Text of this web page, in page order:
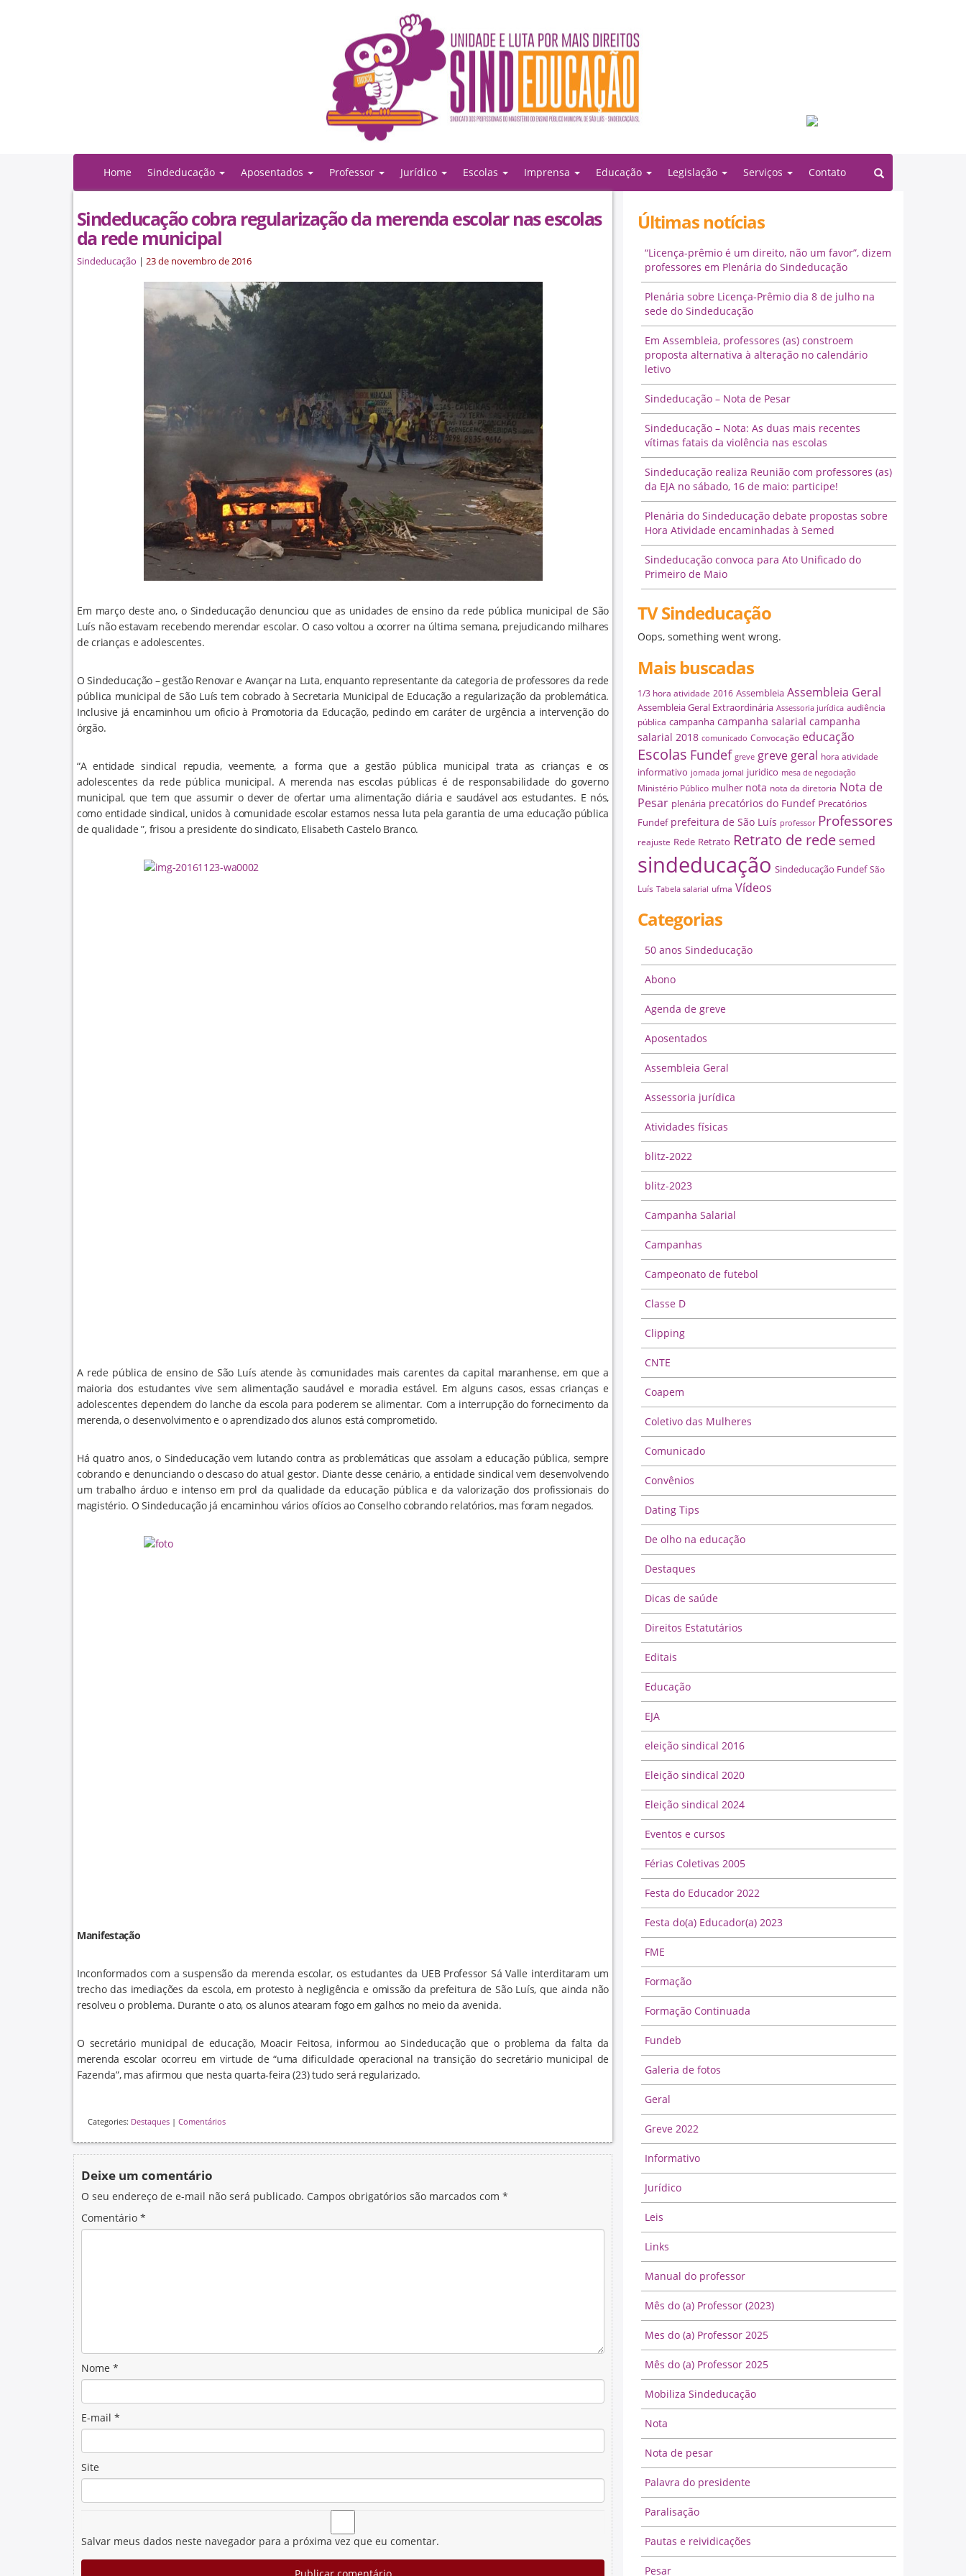
Home Sindeducação Aposentados Professor Jurídico Escolas Imprensa Educação Legislação Serviços Contato
Sindeducação cobra regularização da merenda escolar nas escolas
da rede municipal
Sindeducação | 23 de novembro de 2016
Em março deste ano, o Sindeducação denunciou que as unidades de ensino da rede pública municipal de São
Luís não estavam recebendo merendar escolar. O caso voltou a ocorrer na última semana, prejudicando milhares
de crianças e adolescentes.
O Sindeducação – gestão Renovar e Avançar na Luta, enquanto representante da categoria de professores da rede
pública municipal de São Luís tem cobrado à Secretaria Municipal de Educação a regularização da problemática.
Inclusive já encaminhou um oficio à Promotoria da Educação, pedindo em caráter de urgência a intervenção do
órgão.
“A entidade sindical repudia, veemente, a forma que a gestão pública municipal trata as crianças e os
adolescentes da rede pública municipal. A merenda nas escolas públicas é de responsabilidade do governo
municipal, que tem que assumir o dever de ofertar uma alimentação diária e saudável aos estudantes. E nós,
como entidade sindical, unidos à comunidade escolar estamos nessa luta pela garantia de uma educação pública
de qualidade ”, frisou a presidente do sindicato, Elisabeth Castelo Branco.
A rede pública de ensino de São Luís atende às comunidades mais carentes da capital maranhense, em que a
maioria dos estudantes vive sem alimentação saudável e moradia estável. Em alguns casos, essas crianças e
adolescentes dependem do lanche da escola para poderem se alimentar. Com a interrupção do fornecimento da
merenda, o desenvolvimento e o aprendizado dos alunos está comprometido.
Há quatro anos, o Sindeducação vem lutando contra as problemáticas que assolam a educação pública, sempre
cobrando e denunciando o descaso do atual gestor. Diante desse cenário, a entidade sindical vem desenvolvendo
um trabalho árduo e intenso em prol da qualidade da educação pública e da valorização dos profissionais do
magistério. O Sindeducação já encaminhou vários ofícios ao Conselho cobrando relatórios, mas foram negados.
Manifestação
Inconformados com a suspensão da merenda escolar, os estudantes da UEB Professor Sá Valle interditaram um
trecho das imediações da escola, em protesto à negligência e omissão da prefeitura de São Luís, que ainda não
resolveu o problema. Durante o ato, os alunos atearam fogo em galhos no meio da avenida.
O secretário municipal de educação, Moacir Feitosa, informou ao Sindeducação que o problema da falta da
merenda escolar ocorreu em virtude de “uma dificuldade operacional na transição do secretário municipal de
Fazenda”, mas afirmou que nesta quarta-feira (23) tudo será regularizado.
Categories: Destaques | Comentários
Deixe um comentário
O seu endereço de e-mail não será publicado. Campos obrigatórios são marcados com *
Comentário *
Nome *
E-mail *
Site
Salvar meus dados neste navegador para a próxima vez que eu comentar.
Últimas notícias
“Licença-prêmio é um direito, não um favor”, dizem
professores em Plenária do Sindeducação
Plenária sobre Licença-Prêmio dia 8 de julho na
sede do Sindeducação
Em Assembleia, professores (as) constroem
proposta alternativa à alteração no calendário
letivo
Sindeducação – Nota de Pesar
Sindeducação – Nota: As duas mais recentes
vítimas fatais da violência nas escolas
Sindeducação realiza Reunião com professores (as)
da EJA no sábado, 16 de maio: participe!
Plenária do Sindeducação debate propostas sobre
Hora Atividade encaminhadas à Semed
Sindeducação convoca para Ato Unificado do
Primeiro de Maio
TV Sindeducação
Oops, something went wrong.
Mais buscadas
1/3 hora atividade 2016 Assembleia Assembleia Geral
Assembleia Geral Extraordinária Assessoria jurídica audiência
pública campanha campanha salarial campanha
salarial 2018 comunicado Convocação educação
Escolas Fundef greve greve geral hora atividade
informativo jornada jornal juridico mesa de negociação
Ministério Público mulher nota nota da diretoria Nota de
Pesar plenária precatórios do Fundef Precatórios
Fundef prefeitura de São Luís professor Professores
reajuste Rede Retrato Retrato de redesemed
sindeducação Sindeducação Fundef São
Luís Tabela salarial ufma Vídeos
Categorias
50 anos Sindeducação
Abono
Agenda de greve
Aposentados
Assembleia Geral
Assessoria jurídica
Atividades físicas
blitz-2022
blitz-2023
Campanha Salarial
Campanhas
Campeonato de futebol
Classe D
Clipping
CNTE
Coapem
Coletivo das Mulheres
Comunicado
Convênios
Dating Tips
De olho na educação
Destaques
Dicas de saúde
Direitos Estatutários
Editais
Educação
EJA
eleição sindical 2016
Eleição sindical 2020
Eleição sindical 2024
Eventos e cursos
Férias Coletivas 2005
Festa do Educador 2022
Festa do(a) Educador(a) 2023
FME
Formação
Formação Continuada
Fundeb
Galeria de fotos
Geral
Greve 2022
Informativo
Jurídico
Leis
Links
Manual do professor
Mês do (a) Professor (2023)
Mes do (a) Professor 2025
Mês do (a) Professor 2025
Mobiliza Sindeducação
Nota
Nota de pesar
Palavra do presidente
Paralisação
Pautas e reividicações
Pesar